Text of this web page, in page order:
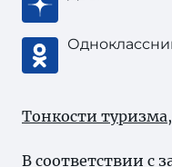
Тонкости туризма
В соответствии с